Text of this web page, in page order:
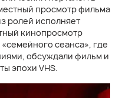
просмотр фильма
ролей исполняет
кинопросмотр
сеанса», где
обсуждали фильм и
эпохи VHS.